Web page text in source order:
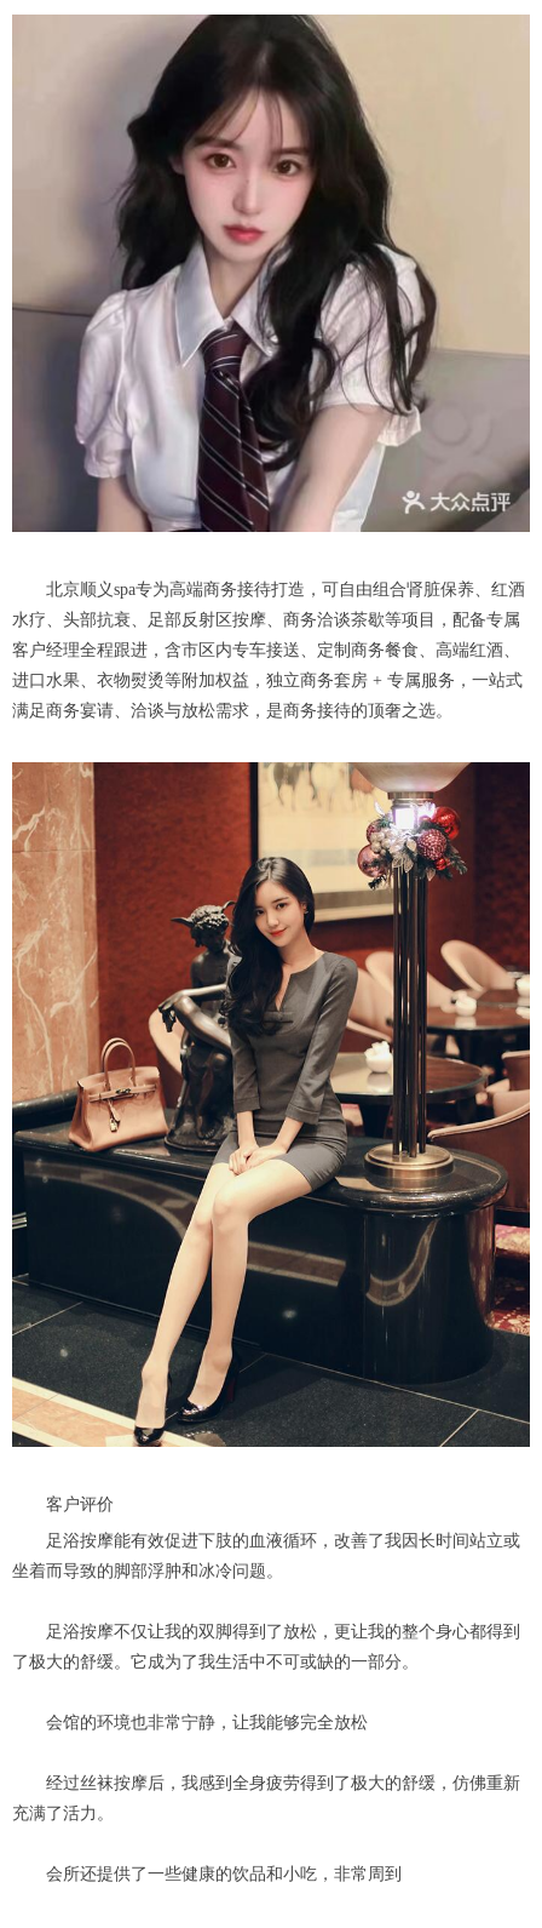
北京顺义spa专为高端商务接待打造，可自由组合肾脏保养、红酒
水疗、头部抗衰、足部反射区按摩、商务洽谈茶歇等项目，配备专属
客户经理全程跟进，含市区内专车接送、定制商务餐食、高端红酒、
进口水果、衣物熨烫等附加权益，独立商务套房 + 专属服务，一站式
满足商务宴请、洽谈与放松需求，是商务接待的顶奢之选。
客户评价
足浴按摩能有效促进下肢的血液循环，改善了我因长时间站立或
坐着而导致的脚部浮肿和冰冷问题。
足浴按摩不仅让我的双脚得到了放松，更让我的整个身心都得到
了极大的舒缓。它成为了我生活中不可或缺的一部分。
会馆的环境也非常宁静，让我能够完全放松
经过丝袜按摩后，我感到全身疲劳得到了极大的舒缓，仿佛重新
充满了活力。
会所还提供了一些健康的饮品和小吃，非常周到